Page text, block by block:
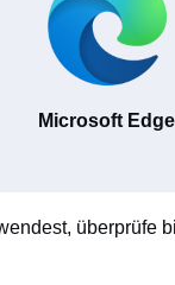
Microsoft Edge
überprüfe